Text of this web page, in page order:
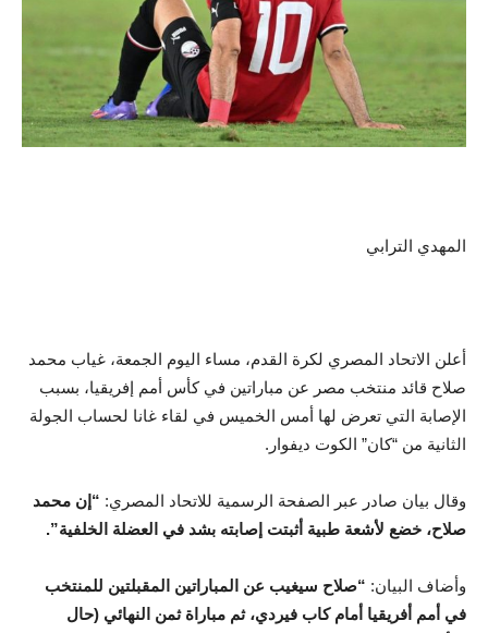
المهدي الترابي
أعلن الاتحاد المصري لكرة القدم، مساء اليوم الجمعة، غياب محمد
صلاح قائد منتخب مصر عن مباراتين في كأس أمم إفريقيا، بسبب
الإصابة التي تعرض لها أمس الخميس في لقاء غانا لحساب الجولة
الثانية من “كان” الكوت ديفوار.
وقال بيان صادر عبر الصفحة الرسمية للاتحاد المصري: “إن محمد
صلاح، خضع لأشعة طبية أثبتت إصابته بشد في العضلة الخلفية”.
وأضاف البيان: “صلاح سيغيب عن المباراتين المقبلتين للمنتخب
في أمم أفريقيا أمام كاب فيردي، ثم مباراة ثمن النهائي (حال